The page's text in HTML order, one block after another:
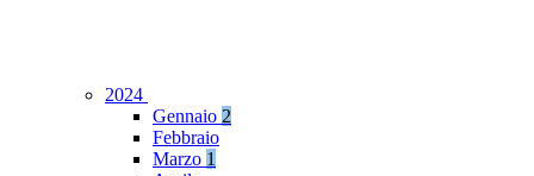
2024
Gennaio 2
Febbraio
Marzo 1